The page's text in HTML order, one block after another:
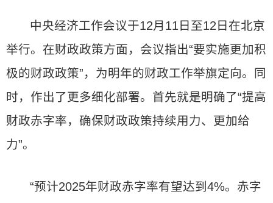
中央经济工作会议于12月11日至12日在北京
举行。在财政政策方面，会议指出“要实施更加积
极的财政政策”，为明年的财政工作举旗定向。同
时，作出了更多细化部署。首先就是明确了“提高
财政赤字率，确保财政政策持续用力、更加给
力”。
“预计2025年财政赤字率有望达到4%。赤字